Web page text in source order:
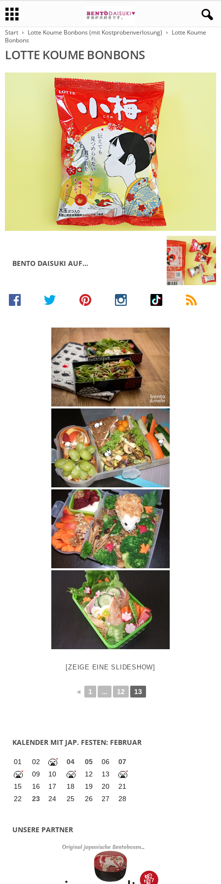
Start Lotte Koume Bonbons (mit Kostprobenverlosung)
Lotte Koume
Bonbons
LOTTE KOUME BONBONS
BENTO DAISUKI AUF…
[ZEIGE EINE SLIDESHOW]
◄ 1 ... 12 13
KALENDER MIT JAP. FESTEN: FEBRUAR
01 02 04 05 06
07
09
10 12
13
15
16 17 18 19 20
21
22
23 24 25 26 27 28
UNSERE PARTNER